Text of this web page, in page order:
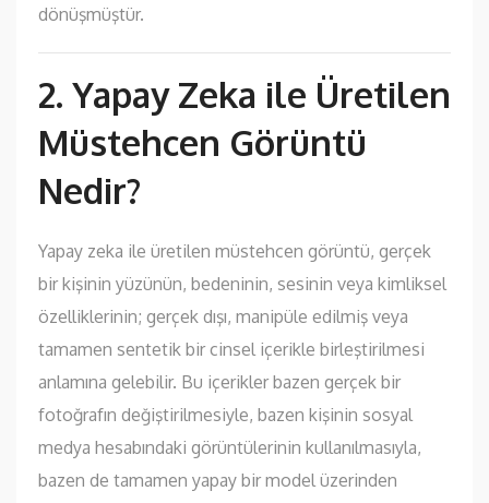
dönüşmüştür.
2. Yapay Zeka ile Üretilen
Müstehcen Görüntü
Nedir?
Yapay zeka ile üretilen müstehcen görüntü, gerçek
bir kişinin yüzünün, bedeninin, sesinin veya kimliksel
özelliklerinin; gerçek dışı, manipüle edilmiş veya
tamamen sentetik bir cinsel içerikle birleştirilmesi
anlamına gelebilir. Bu içerikler bazen gerçek bir
fotoğrafın değiştirilmesiyle, bazen kişinin sosyal
medya hesabındaki görüntülerinin kullanılmasıyla,
bazen de tamamen yapay bir model üzerinden